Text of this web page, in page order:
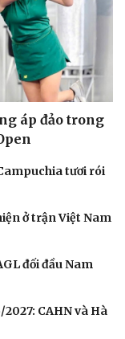
áp đảo trong
tươi rói
ở trận Việt Nam
đối đầu Nam
CAHN và Hà